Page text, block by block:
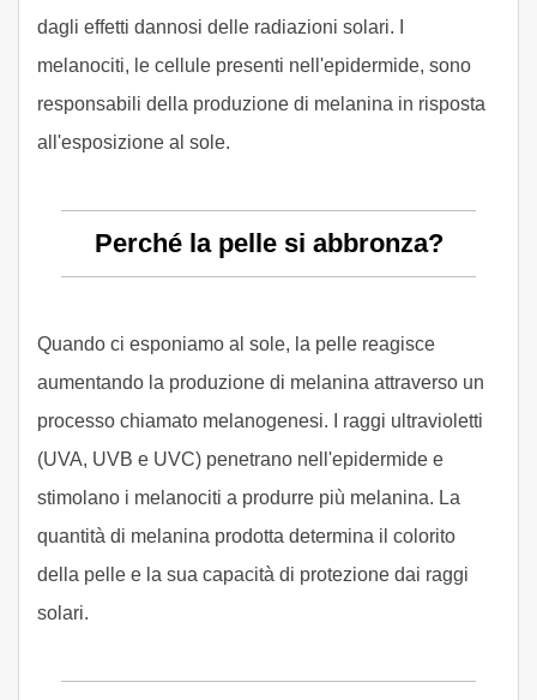
dagli effetti dannosi delle radiazioni solari. I
melanociti, le cellule presenti nell'epidermide, sono
responsabili della produzione di melanina in risposta
all'esposizione al sole.
Perché la pelle si abbronza?
Quando ci esponiamo al sole, la pelle reagisce
aumentando la produzione di melanina attraverso un
processo chiamato melanogenesi. I raggi ultravioletti
(UVA, UVB e UVC) penetrano nell'epidermide e
stimolano i melanociti a produrre più melanina. La
quantità di melanina prodotta determina il colorito
della pelle e la sua capacità di protezione dai raggi
solari.